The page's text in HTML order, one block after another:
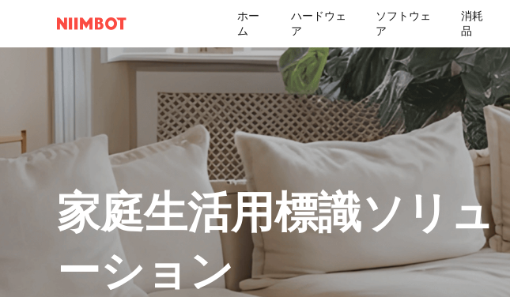
ホー
ム
ハードウェ
ア
ソフトウェ
ア
消耗
品
家庭生活用標識ソリュ
ーション